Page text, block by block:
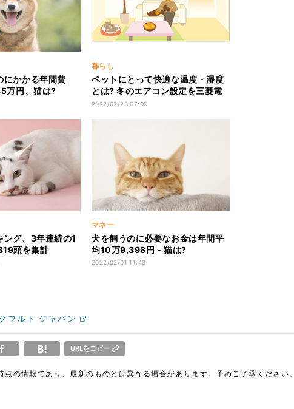
にかかる年間費
万円、猫は?
暮らし
ペットにとって快適な温度・湿度
とは? 冬のエアコン設定を三菱電
機が解説
2022/02/23 07:09
ング、3年連続の1
頭を集計
マネー
犬を飼うのに必要なお金は年間平
均10万9,398円 - 猫は?
2022/02/01 11:48
フルト ジャパン
URLをコピー
点の情報であり、最新のものとは異なる場合があります。予めご了承ください。